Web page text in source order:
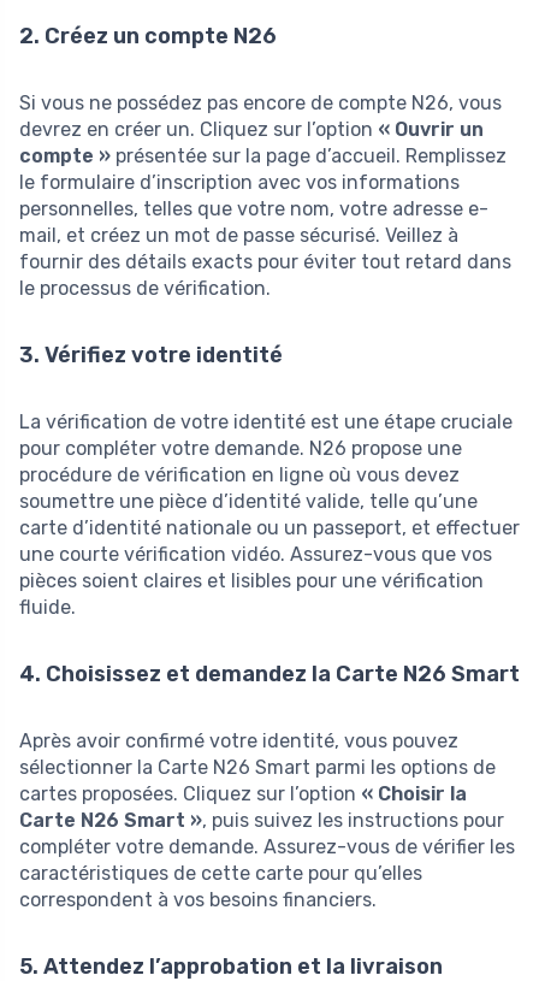
2. Créez un compte N26
Si vous ne possédez pas encore de compte N26, vous
devrez en créer un. Cliquez sur l’option « Ouvrir un
compte » présentée sur la page d’accueil. Remplissez
le formulaire d’inscription avec vos informations
personnelles, telles que votre nom, votre adresse e-
mail, et créez un mot de passe sécurisé. Veillez à
fournir des détails exacts pour éviter tout retard dans
le processus de vérification.
3. Vérifiez votre identité
La vérification de votre identité est une étape cruciale
pour compléter votre demande. N26 propose une
procédure de vérification en ligne où vous devez
soumettre une pièce d’identité valide, telle qu’une
carte d’identité nationale ou un passeport, et effectuer
une courte vérification vidéo. Assurez-vous que vos
pièces soient claires et lisibles pour une vérification
fluide.
4. Choisissez et demandez la Carte N26 Smart
Après avoir confirmé votre identité, vous pouvez
sélectionner la Carte N26 Smart parmi les options de
cartes proposées. Cliquez sur l’option « Choisir la
Carte N26 Smart », puis suivez les instructions pour
compléter votre demande. Assurez-vous de vérifier les
caractéristiques de cette carte pour qu’elles
correspondent à vos besoins financiers.
5. Attendez l’approbation et la livraison